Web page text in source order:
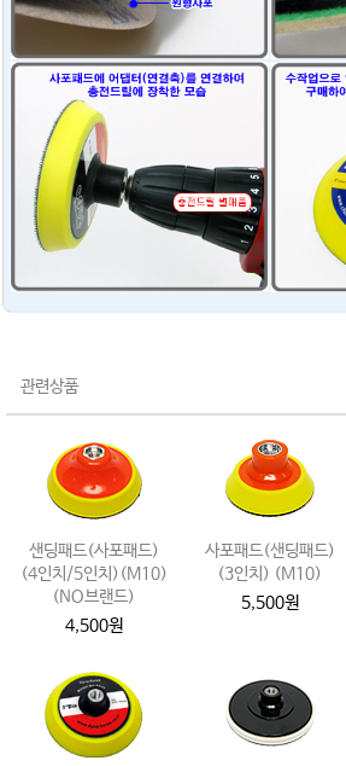
관련상품
샌딩패드(사포패드)
(4인치/5인치)(M10)
(NO브랜드)
4,500원
사포패드(샌딩패드)
(3인치) (M10)
5,500원